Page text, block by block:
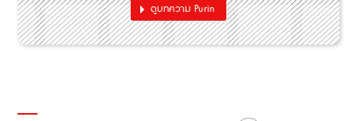
ดูบทความ Purin